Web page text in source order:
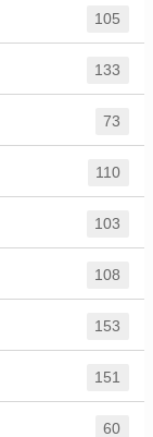
105
133
73
110
103
108
153
151
60